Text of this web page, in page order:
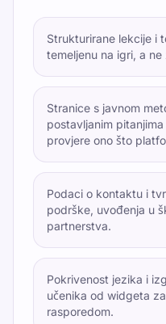
Strukturirane lekcije i
temeljenu na igri, a ne
Stranice s javnom
postavljanim
provjere ono što
Podaci o kontaktu i
podrške, uvođenja u
partnerstva.
Pokrivenost jezika i
učenika od widgeta
rasporedom.